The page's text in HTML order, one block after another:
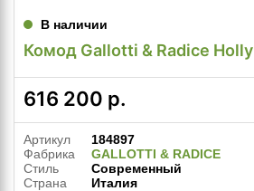
В наличии
Комод Gallotti & Radice Holly
616 200 р.
Артикул
184897
Фабрика
GALLOTTI & RADICE
Стиль
Современный
Страна
Италия